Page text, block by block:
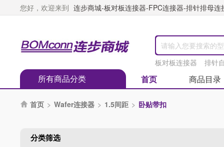
您好，欢迎来到 连步商城-板对板连接器-FPC连接器-排针排母
板对板连接器 排针
所有商品分类 首页 商品目录
 首页 > Wafer连接器 > 1.5间距 > 卧贴带扣
分类筛选